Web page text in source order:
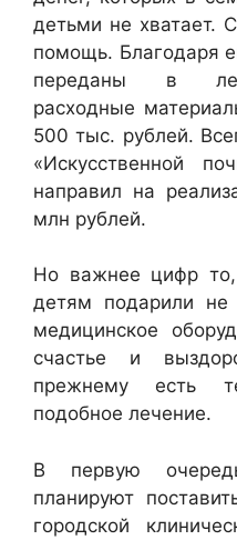
детьми не хватает.
помощь. Благодаря
переданы в
расходные
500 тыс. рублей.
«Искусственной
направил на
млн рублей.
Но важнее цифр
детям подарили не
медицинское
счастье и
прежнему есть
подобное лечение.
В первую
планируют
городской